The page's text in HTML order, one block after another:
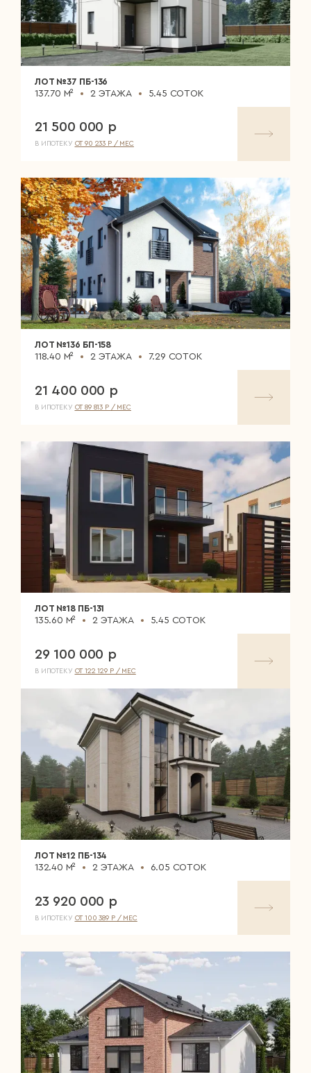
ЛОТ №37 ПБ-136
137.70 М² 2 ЭТАЖА 5.45 СОТОК
21 500 000 р
В ИПОТЕКУ ОТ 90 233 Р / МЕС
ЛОТ №136 БП-158
118.40 М² 2 ЭТАЖА 7.29 СОТОК
21 400 000 р
В ИПОТЕКУ ОТ 89 813 Р / МЕС
ЛОТ №18 ПБ-131
135.60 М² 2 ЭТАЖА 5.45 СОТОК
29 100 000 р
В ИПОТЕКУ ОТ 122 129 Р / МЕС
ЛОТ №12 ПБ-134
132.40 М² 2 ЭТАЖА 6.05 СОТОК
23 920 000 р
В ИПОТЕКУ ОТ 100 389 Р / МЕС